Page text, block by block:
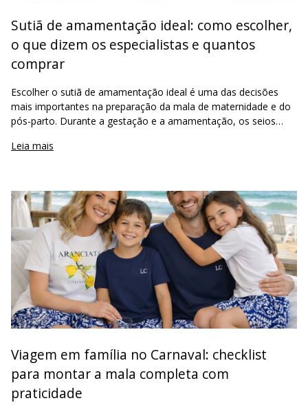
Sutiã de amamentação ideal: como escolher,
o que dizem os especialistas e quantos
comprar
Escolher o sutiã de amamentação ideal é uma das decisões
mais importantes na preparação da mala de maternidade e do
pós-parto. Durante a gestação e a amamentação, os seios
peso, o que exige uma
Leia mais
Viagem em família no Carnaval: checklist
para montar a mala completa com
praticidade